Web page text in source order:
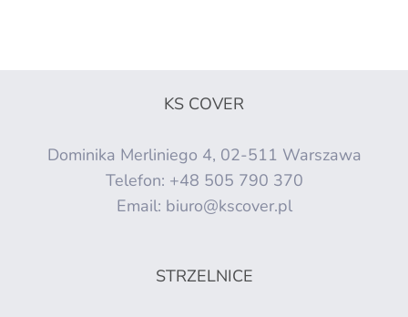
KS COVER
Dominika Merliniego 4, 02-511 Warszawa
Telefon: +48 505 790 370
Email: biuro@kscover.pl
STRZELNICE